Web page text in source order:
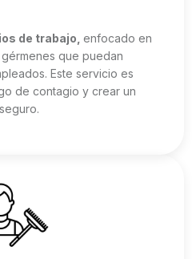
de trabajo, enfocado en
que puedan
Este servicio es
de contagio y crear un